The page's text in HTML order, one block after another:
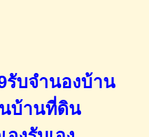
รับจำนองบ้าน
บ้านที่ดิน